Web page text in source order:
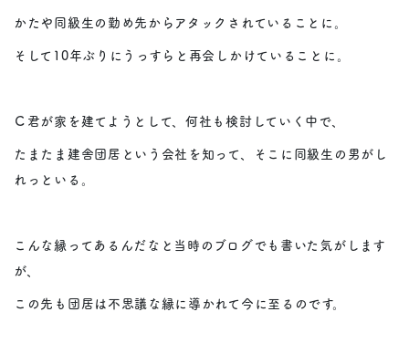
かたや同級生の勤め先からアタックされていることに。
そして10年ぶりにうっすらと再会しかけていることに。
Ｃ君が家を建てようとして、何社も検討していく中で、
たまたま建舎団居という会社を知って、そこに同級生の男がし
れっといる。
こんな縁ってあるんだなと当時のブログでも書いた気がします
が、
この先も団居は不思議な縁に導かれて今に至るのです。